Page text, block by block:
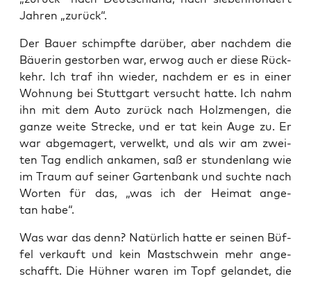
Jah­ren „zurück“.
Der Bau­er schimpf­te dar­über, aber nach­dem die
Bäue­rin gestor­ben war, erwog auch er die­se Rück­
kehr. Ich traf ihn wie­der, nach­dem er es in einer
Woh­nung bei Stutt­gart ver­sucht hat­te. Ich nahm
ihn mit dem Auto zurück nach Holz­men­gen, die
gan­ze wei­te Stre­cke, und er tat kein Auge zu. Er
war abge­ma­gert, ver­welkt, und als wir am zwei­
ten Tag end­lich anka­men, saß er stun­den­lang wie
im Traum auf sei­ner Gar­ten­bank und such­te nach
Wor­ten für das, „was ich der Hei­mat ange­
tan habe“.
Was war das denn? Natür­lich hat­te er sei­nen Büf­
fel ver­kauft und kein Mast­schwein mehr ange­
schafft. Die Hüh­ner waren im Topf gelan­det, die